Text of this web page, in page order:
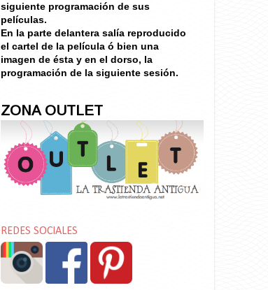
siguiente programación de sus
películas.
En la parte delantera salía reproducido
el cartel de la película ó bien una
imagen de ésta y en el dorso, la
programación de la siguiente sesión.
ZONA OUTLET
REDES SOCIALES